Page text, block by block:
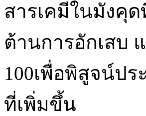
สารเคมีในมังคุ
ต้านการอักเสบ
100เพื่อพิสูจน์ป
ที่เพิ่มขึ้น